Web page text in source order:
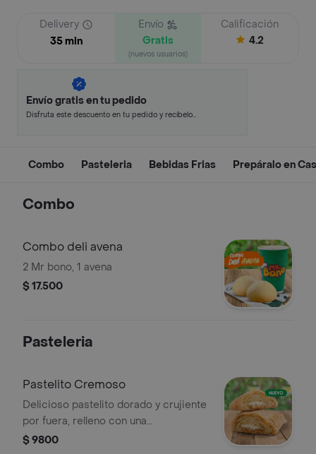
Delivery
35 min
Envío
Gratis
(nuevos usuarios)
Calificación
4.2
Envío gratis en tu pedido
Disfruta este descuento en tu pedido y recíbelo
Combo Pasteleria Bebidas Frias Prepáralo en
Combo
Combo deli avena
2 Mr bono, 1 avena
$ 17.500
Pasteleria
Pastelito Cremoso
Delicioso pastelito dorado y crujiente
por fuera, relleno con una
combinación irresistible de arequipe
$ 9800